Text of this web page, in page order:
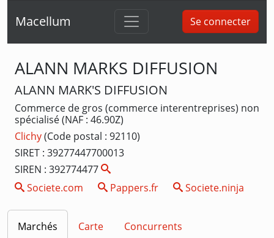
Macellum Se connecter
ALANN MARKS DIFFUSION
ALANN MARK'S DIFFUSION
Commerce de gros (commerce interentreprises) non
spécialisé (NAF : 46.90Z)
Clichy(Code postal : 92110)
SIRET : 39277447700013
SIREN : 392774477
Societe.com
Pappers.fr Societe.ninja
Marchés Carte Concurrents